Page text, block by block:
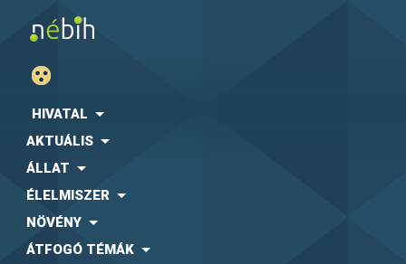
HIVATAL
AKTUÁLIS
ÁLLAT
ÉLELMISZER
NÖVÉNY
ÁTFOGÓ TÉMÁK